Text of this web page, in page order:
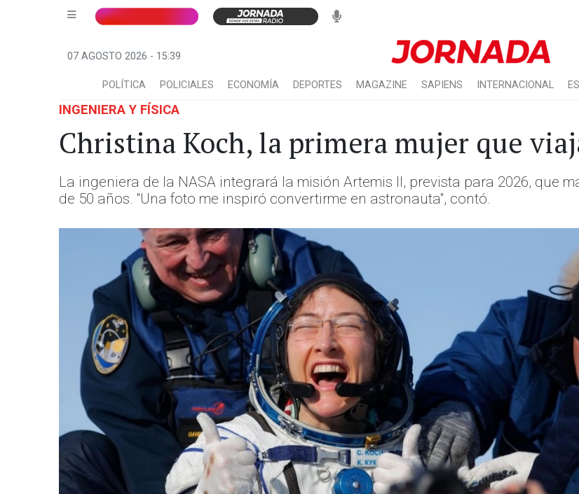
07 AGOSTO 2026 - 15:39
POLÍTICA POLICIALES ECONOMÍA DEPORTES MAGAZINE SAPIENS INTERNACIONAL
INGENIERA Y FÍSICA
Christina Koch, la primera mujer que
La ingeniera de la NASA integrará la misión Artemis II, prevista para 2026, que
de 50 años. "Una foto me inspiró convertirme en astronauta", contó.